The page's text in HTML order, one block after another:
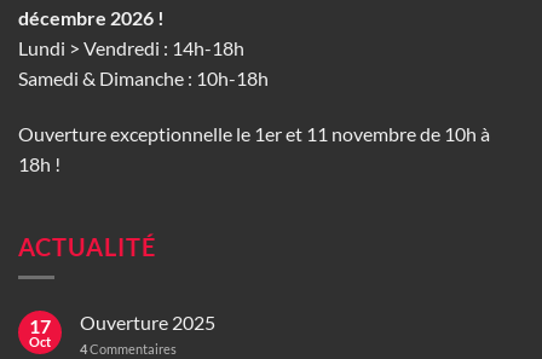
décembre 2026 !
Lundi > Vendredi : 14h-18h
Samedi & Dimanche : 10h-18h
Ouverture exceptionnelle le 1er et 11 novembre de 10h à
18h !
ACTUALITÉ
17
Oct
Ouverture 2025
4Commentaires